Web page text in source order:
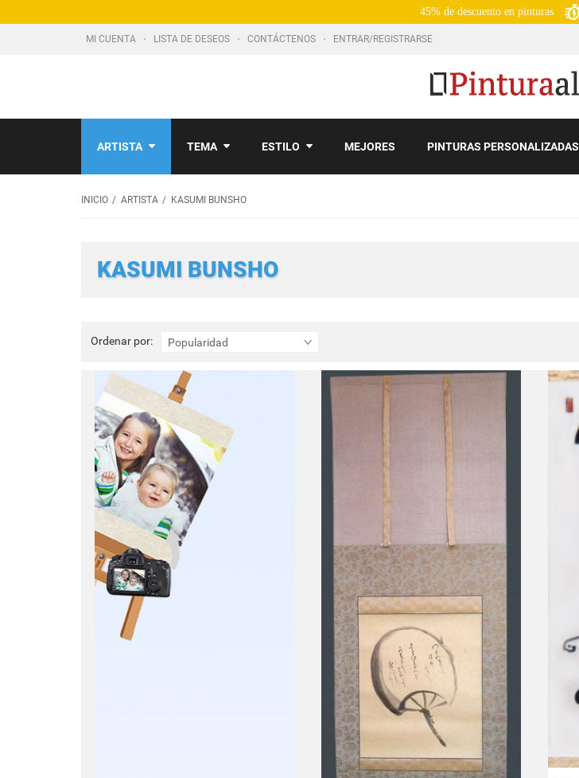
45% de descuento en pinturas
MI CUENTA LISTA DE DESEOS CONTÁCTENOS ENTRAR/REGISTRARSE
ARTISTA TEMA ESTILO MEJORES PINTURAS PERSONALIZADAS
INICIO ARTISTA KASUMI BUNSHO
KASUMI BUNSHO
Ordenar por: Popularidad
Ordenar
por: